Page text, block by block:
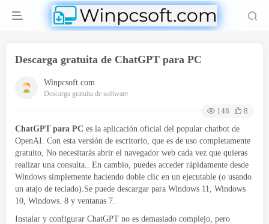
Descarga gratuita de ChatGPT para PC
Winpcsoft.com
Descarga gratuita de software
148
8
ChatGPT para PC es la aplicación oficial del popular chatbot de
OpenAI. Con esta versión de escritorio, que es de uso completamente
gratuito, No necesitarás abrir el navegador web cada vez que quieras
realizar una consulta.. En cambio, puedes acceder rápidamente desde
Windows simplemente haciendo doble clic en un ejecutable (o usando
un atajo de teclado).Se puede descargar para Windows 11, Windows
10, Windows. 8 y ventanas 7.
Instalar y configurar ChatGPT no es demasiado complejo, pero